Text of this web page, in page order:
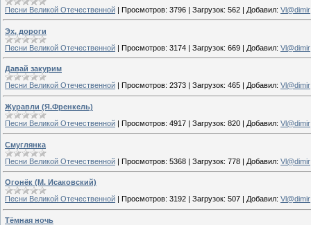
Песни Великой Отечественной | Просмотров: 3796 | Загрузок: 562 | Добавил: Vl@dimir
Эх, дороги
Песни Великой Отечественной | Просмотров: 3174 | Загрузок: 669 | Добавил: Vl@dimir
Давай закурим
Песни Великой Отечественной
Просмотров: 2373 Загрузок: 465 Добавил: Vl@dimir
Журавли (Я.Френкель)
Песни Великой Отечественной | Просмотров: 4917 | Загрузок: 820 | Добавил: Vl@dimir
Смуглянка
Песни Великой Отечественной | Просмотров: 5368 | Загрузок: 778 | Добавил: Vl@dimir
Огонёк (М. Исаковский)
Песни Великой Отечественной
Просмотров: 3192 Загрузок: 507 Добавил: Vl@dimir
Тёмная ночь